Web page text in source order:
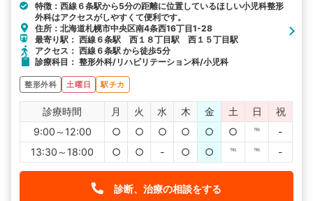
特徴：西線６条駅から5分の距離に位置しているほしい小児科整形
外科はアクセスがしやすくて便利です。
住所：北海道札幌市中央区南4条西16丁目1-28
最寄り駅： 西線６条駅 西１８丁目駅 西１５丁目駅
アクセス： 西線６条駅 から徒歩5分
診療科目： 整形外科/リハビリテーション科/小児科
整形外科 土曜日 駅チカ
診療時間 月 火 水 木 金 土 日
祝
9:00～12:00
○ ○ ○ ○ ○ ○ ℡
-
13:30～18:00
○ ○ - ○ ○ ℡ ℡ -
診断、治療の相談をする